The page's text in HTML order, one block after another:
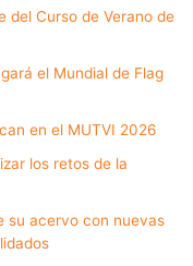
del Curso de Verano de
el Mundial de Flag
en el MUTVI 2026
los retos de la
su acervo con nuevas